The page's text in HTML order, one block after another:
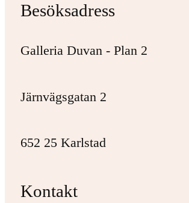
Besöksadress
Galleria Duvan - Plan 2
Järnvägsgatan 2
652 25 Karlstad
Kontakt